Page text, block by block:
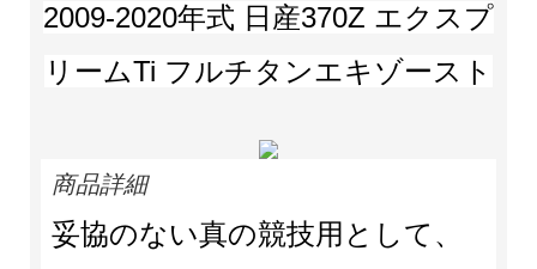
2009-2020年式 日産370Z エクスプ
リームTi フルチタンエキゾースト
商品詳細
妥協のない真の競技用として、